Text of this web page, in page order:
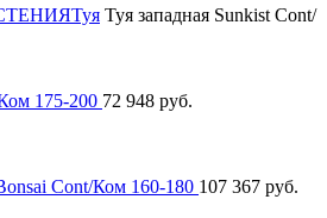
Туя Туя западная Sunkist Cont/
175-200 72 948 руб.
Cont/Ком 160-180 107 367 руб.